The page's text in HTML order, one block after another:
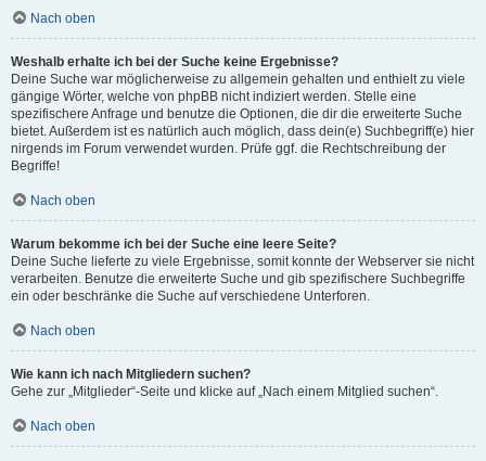
Nach oben
Weshalb erhalte ich bei der Suche keine Ergebnisse?
Deine Suche war möglicherweise zu allgemein gehalten und enthielt zu viele
gängige Wörter, welche von phpBB nicht indiziert werden. Stelle eine
spezifischere Anfrage und benutze die Optionen, die dir die erweiterte Suche
bietet. Außerdem ist es natürlich auch möglich, dass dein(e) Suchbegriff(e) hier
nirgends im Forum verwendet wurden. Prüfe ggf. die Rechtschreibung der
Begriffe!
Nach oben
Warum bekomme ich bei der Suche eine leere Seite?
Deine Suche lieferte zu viele Ergebnisse, somit konnte der Webserver sie nicht
verarbeiten. Benutze die erweiterte Suche und gib spezifischere Suchbegriffe
ein oder beschränke die Suche auf verschiedene Unterforen.
Nach oben
Wie kann ich nach Mitgliedern suchen?
Gehe zur „Mitglieder“-Seite und klicke auf „Nach einem Mitglied suchen“.
Nach oben